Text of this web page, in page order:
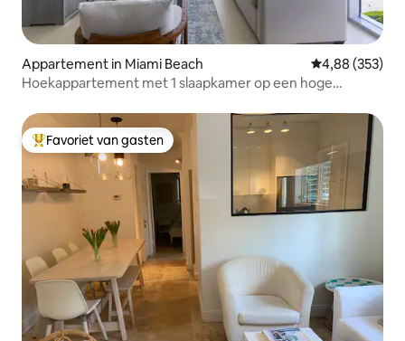
Appartement in Miami Beach Gemiddelde
4,88 (353)
Hoekappartement met 1 slaapkamer op een hoge
Topfavoriet van gasten
Favoriet van gasten